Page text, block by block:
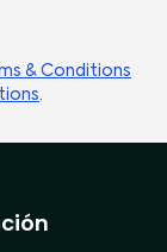
& Conditions
.